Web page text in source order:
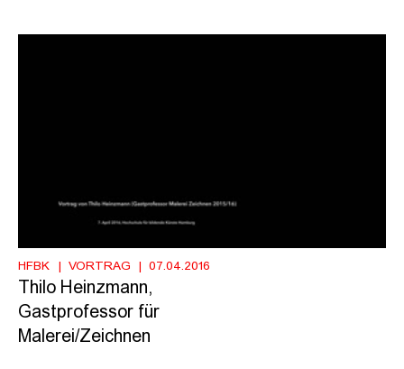
HFBK VORTRAG 07.04.2016
Thilo Heinzmann,
Gastprofessor für
Malerei/Zeichnen